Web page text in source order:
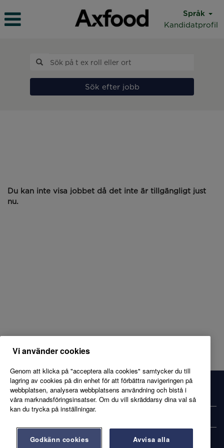
Språk
Kandidatprofil
Sök efter jobb
Du kan inte visa jobbet då det inte är tillgängligt just
nu.
axfood.se
Vi använder cookies
Genom att klicka på "acceptera alla cookies" samtycker du till
lagring av cookies på din enhet för att förbättra navigeringen på
webbplatsen, analysera webbplatsens användning och bistå i
våra marknadsföringsinsatser. Om du vill skräddarsy dina val så
kan du trycka på inställningar.
Godkänn cookies Avvisa alla